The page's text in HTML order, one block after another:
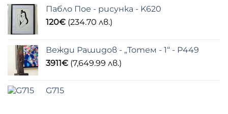
Пабло Пое - рисунка - K620
120€ (234.70 лв.)
Вежди Рашидов - „Тотем - 1“ - P449
3911€ (7,649.99 лв.)
G715